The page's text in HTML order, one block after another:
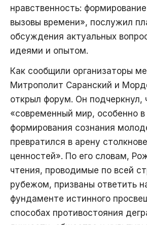
нравственность:
вызовы времени», послужил
обсуждения актуальных
идеями и опытом.
Как сообщили организаторы
Митрополит Саранский и
открыл форум. Он подчеркнул,
«современный мир, особенно в
формирования сознания
превратился в арену
ценностей». По его словам,
чтения, проводимые по всей
рубежом, призваны ответить
фундаменте истинного
способах противостояния